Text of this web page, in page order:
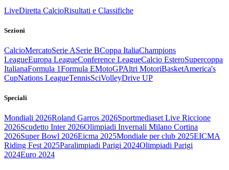
LiveDiretta CalcioRisultati e Classifiche
Sezioni
CalcioMercatoSerie ASerie BCoppa ItaliaChampions
LeagueEuropa LeagueConference LeagueCalcio EsteroSupercoppa
ItalianaFormula 1Formula EMotoGPAltri MotoriBasketAmerica's
CupNations LeagueTennisSciVolleyDrive UP
Speciali
Mondiali 2026Roland Garros 2026Sportmediaset Live Riccione
2026Scudetto Inter 2026Olimpiadi Invernali Milano Cortina
2026Super Bowl 2026Eicma 2025Mondiale per club 2025EICMA
Riding Fest 2025Paralimpiadi Parigi 2024Olimpiadi Parigi
2024Euro 2024